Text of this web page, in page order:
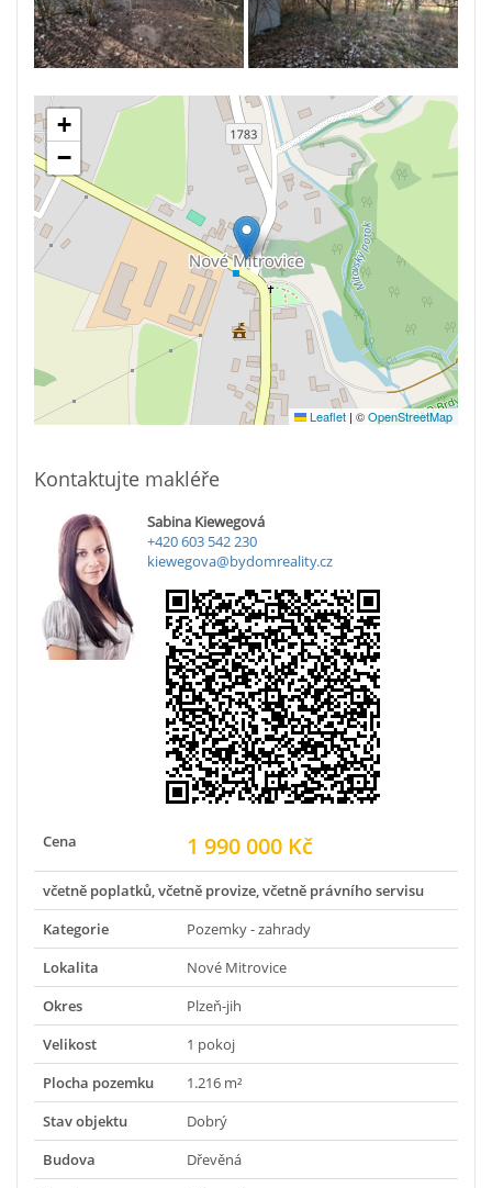
+
−
Leaflet | ©OpenStreetMap
Kontaktujte makléře
Sabina Kiewegová
+420 603 542 230
kiewegova@bydomreality.cz
Cena 1 990 000 Kč
včetně poplatků, včetně provize, včetně právního servisu
Kategorie
Pozemky - zahrady
Lokalita
Nové Mitrovice
Okres
Plzeň-jih
Velikost
1 pokoj
Plocha pozemku
1.216 m²
Stav objektu
Dobrý
Budova
Dřevěná